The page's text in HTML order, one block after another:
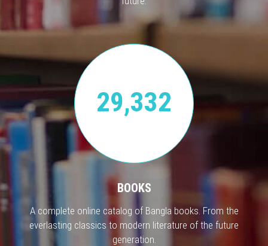
29,332
BOOKS
A complete online catalog of Bangla books. From the
everlasting classics to modern literature of the future
generation.